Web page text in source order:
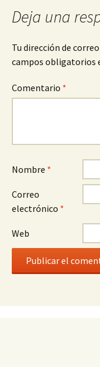
Deja una
Tu dirección de
campos obligatorios
Comentario *
Nombre *
Correo
electrónico *
Web